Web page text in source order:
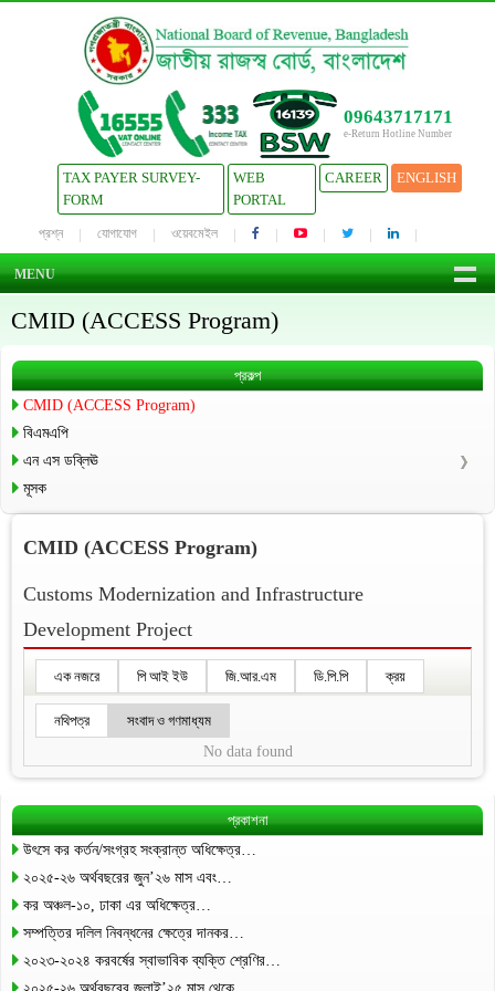
09643717171
e-Return Hotline Number
TAX PAYER SURVEY-
FORM
WEB
PORTAL
CAREER ENGLISH
প্রশ্ন যোগাযোগ ওয়েবমেইল
MENU
CMID (ACCESS Program)
প্রকল্প
CMID (ACCESS Program)
বিএমএপি
এন এস ডব্লিঊ
মূসক
CMID (ACCESS Program)
Customs Modernization and Infrastructure
Development Project
এক নজরে পি আই ইউ জি.আর.এম ডি.পি.পি ক্রয়
নথিপত্র
সংবাদ ও গণমাধ্যম
No data found
প্রকাশনা
উৎসে কর কর্তন/সংগ্রহ সংক্রান্ত অধিক্ষেত্র…
২০২৫-২৬ অর্থবছরের জুন’২৬ মাস এবং…
কর অঞ্চল-১০, ঢাকা এর অধিক্ষেত্র…
সম্পত্তির দলিল নিবন্ধনের ক্ষেত্রে দানকর…
২০২৩-২০২৪ করবর্ষের স্বাভাবিক ব্যক্তি শ্রেণির…